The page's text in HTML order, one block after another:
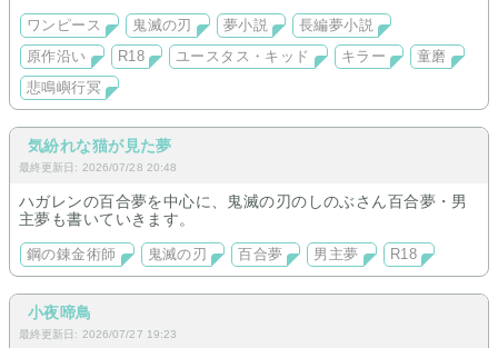
【作品】
ワンピース長編夢小説
『 さぁ、ラブストーリーを始めよう 』完結済
キッドと夢主との出会い、成長、別れ、再開を描いた作品 で
す。第2章から、アプーとホーキンスの夢主が出てきます。
『ユースタス・キッドと失われた左腕』完結済
こちらは、前作「さぁ、ラブストーリーを始めよう」の続編で
す。ワンピの世界線ですが、ルフィくんが海賊王になった未来
予想図世界線です。キッド夢主に続き、キラ ーの夢主が登場し
鬼滅夢
『 だれも知らない物語』完結済
⚠どの作品も暴力的表現や流血表現などあります。
⚠OP、鬼滅共に死ネタがあります。
⚠OPは、激裏作品です。
ワンピース 鬼滅の刃 夢小説
長編夢小説
原作沿い
R18 ユースタス・キッド キラー
童磨
悲鳴嶼行冥
気紛れな猫が見た夢
最終更新日: 2026/07/28 20:48
ハガレンの百合夢を中心に、鬼滅の刃のしのぶさん百合夢・男
主夢も書いていきます。
鋼の錬金術師 鬼滅の刃 百合夢 男主夢 R18
小夜啼鳥
最終更新日: 2026/07/27 19:23